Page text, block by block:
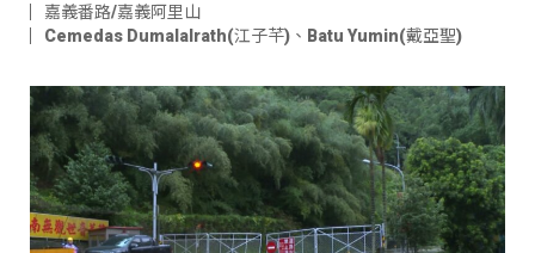
嘉義番路/嘉義阿里山
Cemedas Dumalalrath(江子芊) 、 Batu Yumin(戴亞聖)